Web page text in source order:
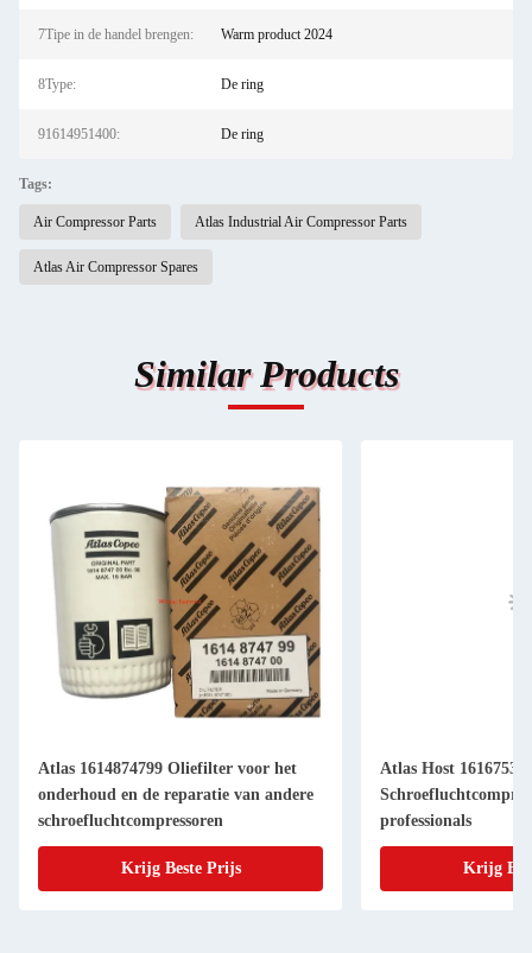
7Tipe in de handel brengen: Warm product 2024
8Type: De ring
91614951400: De ring
Tags:
Air Compressor Parts Atlas Industrial Air Compressor Parts
Atlas Air Compressor Spares
Similar Products
Atlas 1614874799 Oliefilter voor het
onderhoud en de reparatie van andere
schroefluchtcompressoren
Krijg Beste Prijs
Atlas Host
professionals
Krijg